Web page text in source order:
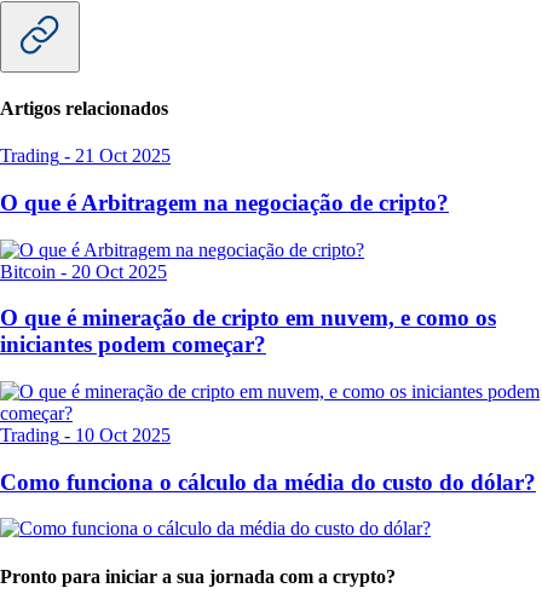
Artigos relacionados
Trading - 21 Oct 2025
O que é Arbitragem na negociação de cripto?
Bitcoin - 20 Oct 2025
O que é mineração de cripto em nuvem, e como os
iniciantes podem começar?
Trading - 10 Oct 2025
Como funciona o cálculo da média do custo do dólar?
Pronto para iniciar a sua jornada com a crypto?